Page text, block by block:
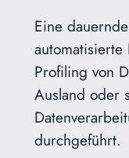
Eine
Profiling von
Ausland oder
durchgeführt.